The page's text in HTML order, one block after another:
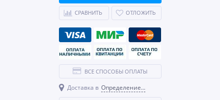
СРАВНИТЬ ОТЛОЖИТЬ
ВСЕ СПОСОБЫ ОПЛАТЫ
Доставка в Определение...